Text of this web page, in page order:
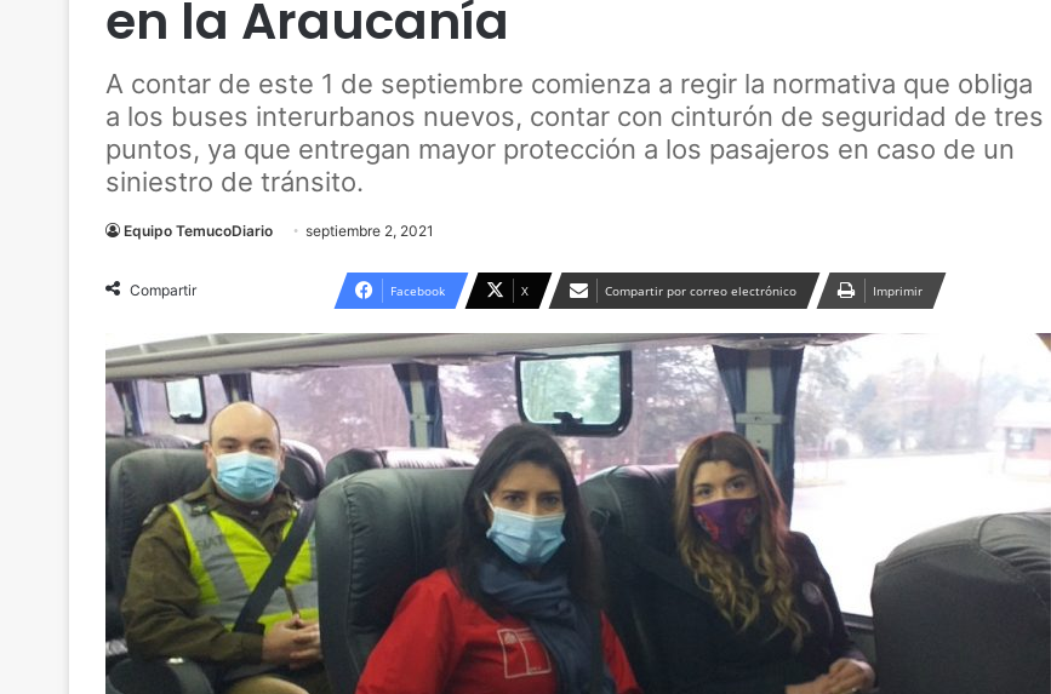
en la Araucanía
A contar de este 1 de septiembre comienza a regir la normativa que obliga
a los buses interurbanos nuevos, contar con cinturón de seguridad de tres
puntos, ya que entregan mayor protección a los pasajeros en caso de un
siniestro de tránsito.
Equipo TemucoDiario septiembre 2, 2021
Compartir Facebook X Compartir por correo electrónico Imprimir